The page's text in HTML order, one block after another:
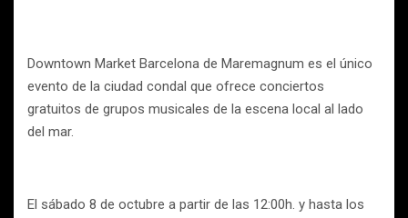
Downtown Market Barcelona de Maremagnum es el único
evento de la ciudad condal que ofrece conciertos
gratuitos de grupos musicales de la escena local al lado
del mar.
El sábado 8 de octubre a partir de las 12:00h. y hasta los